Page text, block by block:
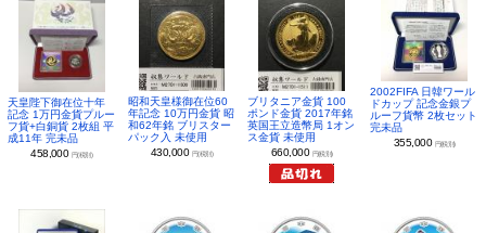
天皇陛下御在位十年
記念 1万円金貨プルー
フ貨+白銅貨 2枚組 平
成11年 完未品
458,000 円(税別)
昭和天皇様御在位60
年記念 10万円金貨 昭
和62年銘 ブリスター
パック入 未使用
430,000 円(税別)
ブリタニア金貨 100
ポンド金貨 2017年銘
英国王立造幣局 1オン
ス金貨 未使用
660,000 円(税別)
2002FIFA 日韓ワール
ドカップ 記念金銀プ
ルーフ貨幣 2枚セット
完未品
355,000 円(税別)